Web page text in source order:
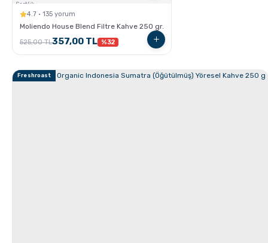
Flat White Nasıl Yapılır ?
Sertlik:
4.7 · 135 yorum
Moliendo House Blend Filtre Kahve 250 gr.
525,00 TL357,00 TL %32
Freshroast